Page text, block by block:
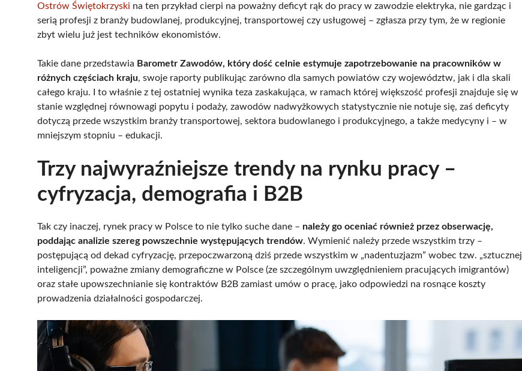
Ostrów Świętokrzyski na ten przykład cierpi na poważny deficyt rąk do pracy w zawodzie elektryka, nie gardząc i
serią profesji z branży budowlanej, produkcyjnej, transportowej czy usługowej – zgłasza przy tym, że w regionie
zbyt wielu już jest techników ekonomistów.
Takie dane przedstawia Barometr Zawodów, który dość celnie estymuje zapotrzebowanie na pracowników w
różnych częściach kraju, swoje raporty publikując zarówno dla samych powiatów czy województw, jak i dla skali
całego kraju. I to właśnie z tej ostatniej wynika teza zaskakująca, w ramach której większość profesji znajduje się w
stanie względnej równowagi popytu i podaży, zawodów nadwyżkowych statystycznie nie notuje się, zaś deficyty
dotyczą przede wszystkim branży transportowej, sektora budowlanego i produkcyjnego, a także medycyny i – w
mniejszym stopniu – edukacji.
Trzy najwyraźniejsze trendy na rynku pracy –
cyfryzacja, demografia i B2B
Tak czy inaczej, rynek pracy w Polsce to nie tylko suche dane – należy go oceniać również przez obserwację,
poddając analizie szereg powszechnie występujących trendów. Wymienić należy przede wszystkim trzy –
postępującą od dekad cyfryzację, przepoczwarzoną dziś przede wszystkim w „nadentuzjazm” wobec tzw. „sztucznej
inteligencji”, poważne zmiany demograficzne w Polsce (ze szczególnym uwzględnieniem pracujących imigrantów)
oraz stałe upowszechnianie się kontraktów B2B zamiast umów o pracę, jako odpowiedzi na rosnące koszty
prowadzenia działalności gospodarczej.